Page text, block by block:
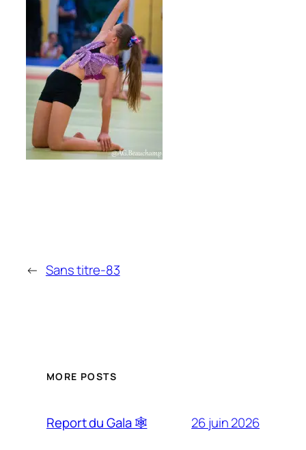
← Sans titre-83
MORE POSTS
Report du Gala 🕸 26 juin 2026